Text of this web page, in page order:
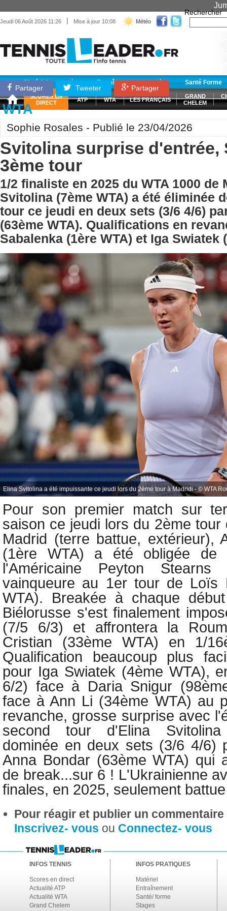
Jeudi 06 Août 2026 11:26 | Mise à jour 10:08 Météo
Rechercher
Matériel Entraînement Santé Forme
SCORES EN
DIRECT
ATP WTA LES FRANÇAIS
GRAND
CHELEM
Partager Tweeter Partager
WTA
Sophie Rosales - Publié le 23/04/2026
Svitolina surprise d'entrée,
3ème tour
1/2 finaliste en 2025 du WTA 1000 de
Svitolina (7ème WTA) a été éliminée
tour ce jeudi en deux sets (3/6 4/6)
(63ème WTA). Qualifications en
Sabalenka (1ère WTA) et Iga Swiatek
Elina Svitolina a été impuissante ce jeudi lors du 2ème tour à Madridi - © WTA
Pour son premier match sur
saison ce jeudi lors du 2ème tour
Madrid (terre battue, extérieur),
(1ère WTA) a été obligée de
l'Américaine Peyton Stearns
vainqueure au 1er tour de Loïs
WTA). Breakée à chaque
Biélorusse s'est finalement
(7/5 6/3) et affrontera la
Cristian (33ème WTA) en 1/
Qualification beaucoup plus
pour Iga Swiatek (4ème WTA),
6/2) face à Daria Snigur
face à Ann Li (34ème WTA) au
revanche, grosse surprise avec
second tour d'Elina
dominée en deux sets (3/6 4/6)
Anna Bondar (63ème WTA) qui
de break...sur 6 ! L'Ukrainienne
finales, en 2025, seulement
Pour réagir et publier un
Inscrivez- vous ou Connectez- vous
INFOS TENNIS
Scores en direct
Actualité ATP
Actualité WTA
Grand Chelem
INFOS PRATIQUES
Matériel
Entraînement
Santé/ forme
Stages